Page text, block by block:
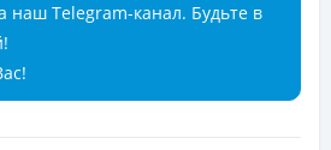
наш Telegram-канал. Будьте в